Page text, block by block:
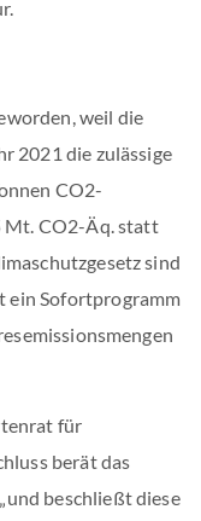
weil die
2021 die zulässige
CO2-
CO2-Äq. statt
sind
ein Sofortprogramm
für
berät das
beschließt diese